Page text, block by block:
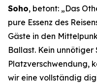
Soho, betont: „Das
pure Essenz des
Gäste in den
Ballast. Kein unnötiger
Platzverschwendung,
wir eine vollständig